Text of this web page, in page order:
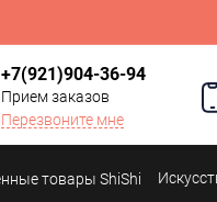
+7(921)904-36-94
Прием заказов
Перезвоните мне